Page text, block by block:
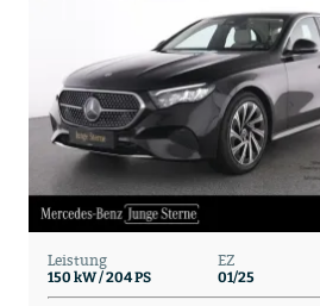
Leistung
150 kW / 204 PS
EZ
01/25